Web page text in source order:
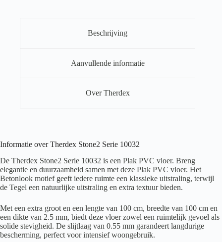
Beschrijving
Aanvullende informatie
Over Therdex
Informatie over Therdex Stone2 Serie 10032
De Therdex Stone2 Serie 10032 is een Plak PVC vloer. Breng
elegantie en duurzaamheid samen met deze Plak PVC vloer. Het
Betonlook motief geeft iedere ruimte een klassieke uitstraling, terwijl
de Tegel een natuurlijke uitstraling en extra textuur bieden.
Met een extra groot en een lengte van 100 cm, breedte van 100 cm en
een dikte van 2.5 mm, biedt deze vloer zowel een ruimtelijk gevoel als
solide stevigheid. De slijtlaag van 0.55 mm garandeert langdurige
bescherming, perfect voor intensief woongebruik.